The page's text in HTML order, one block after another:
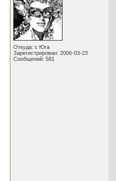
Откуда: с Юга
Зарегистрирован: 2006-03-23
Сообщений: 581